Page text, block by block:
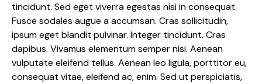
tincidunt. Sed eget viverra egestas nisi in consequat.
Fusce sodales augue a accumsan. Cras sollicitudin,
ipsum eget blandit pulvinar. Integer tincidunt. Cras
dapibus. Vivamus elementum semper nisi. Aenean
vulputate eleifend tellus. Aenean leo ligula, porttitor eu,
consequat vitae, eleifend ac, enim. Sed ut perspiciatis,